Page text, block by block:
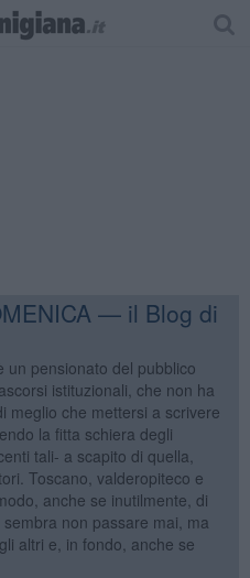
— il Blog di
un pensionato del pubblico
istituzionali, che non ha
meglio che mettersi a scrivere
la fitta schiera degli
tali- a scapito di quella,
Toscano, valderopiteco e
anche se inutilmente, di
non passare mai, ma
altri e, in fondo, anche se